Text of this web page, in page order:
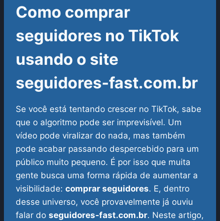
Como comprar
seguidores no TikTok
usando o site
seguidores-fast.com.br
Se você está tentando crescer no TikTok, sabe
que o algoritmo pode ser imprevisível. Um
vídeo pode viralizar do nada, mas também
pode acabar passando despercebido para um
público muito pequeno. É por isso que muita
gente busca uma forma rápida de aumentar a
visibilidade: comprar seguidores. E, dentro
desse universo, você provavelmente já ouviu
falar do seguidores-fast.com.br. Neste artigo,